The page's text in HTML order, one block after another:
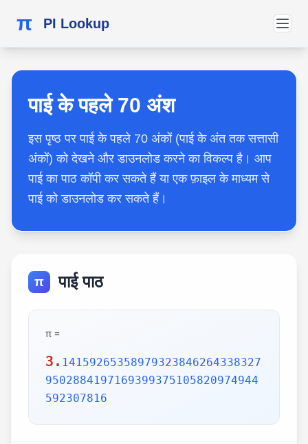
π PI Lookup
पाई के पहले 70 अंश
इस पृष्ठ पर पाई के पहले 70 अंकों (पाई के अंत तक सत्तासी
अंकों) को देखने और डाउनलोड करने का विकल्प है। आप
पाई का पाठ कॉपी कर सकते हैं या एक फ़ाइल के माध्यम से
पाई को डाउनलोड कर सकते हैं।
π पाई पाठ
π =
3. 14159265358979323846264338327
9502884197169399375105820974944
592307816